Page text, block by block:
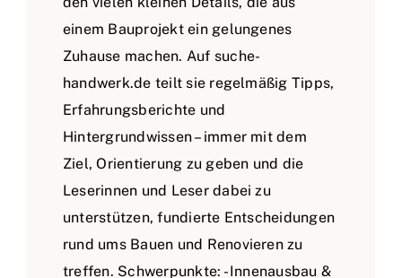
einem Bauprojekt ein gelungenes
Zuhause machen. Auf suche-
handwerk.de teilt sie regelmäßig Tipps,
Erfahrungsberichte und
Hintergrundwissen – immer mit dem
Ziel, Orientierung zu geben und die
Leserinnen und Leser dabei zu
unterstützen, fundierte Entscheidungen
rund ums Bauen und Renovieren zu
treffen. Schwerpunkte: - Innenausbau &